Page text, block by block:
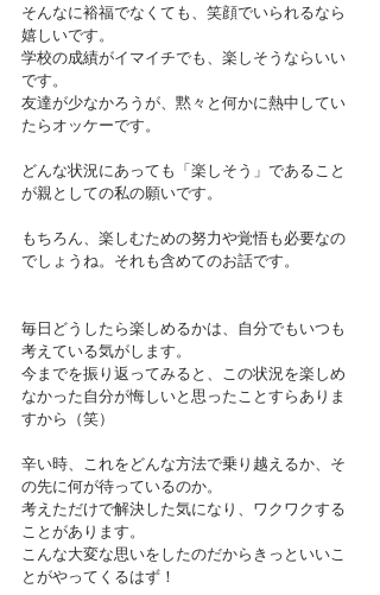
そんなに裕福でなくても、笑顔でいられるなら
嬉しいです。
学校の成績がイマイチでも、楽しそうならいい
です。
友達が少なかろうが、黙々と何かに熱中してい
たらオッケーです。
どんな状況にあっても「楽しそう」であること
が親としての私の願いです。
もちろん、楽しむための努力や覚悟も必要なの
でしょうね。それも含めてのお話です。
毎日どうしたら楽しめるかは、自分でもいつも
考えている気がします。
今までを振り返ってみると、この状況を楽しめ
なかった自分が悔しいと思ったことすらありま
すから（笑）
辛い時、これをどんな方法で乗り越えるか、そ
の先に何が待っているのか。
考えただけで解決した気になり、ワクワクする
ことがあります。
こんな大変な思いをしたのだからきっといいこ
とがやってくるはず！